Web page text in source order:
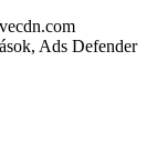
Ads Defender